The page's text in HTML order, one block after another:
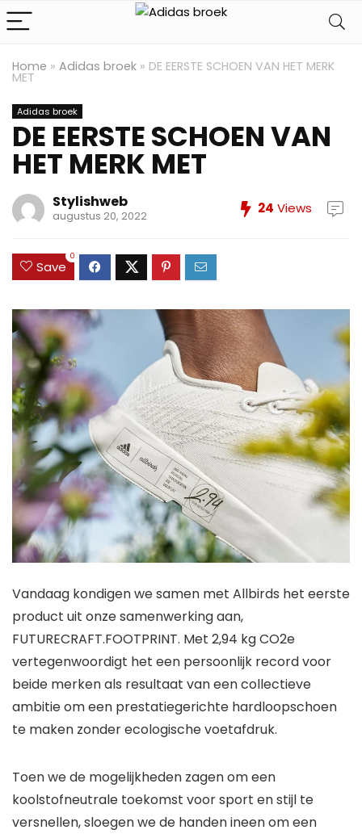
Home » Adidas broek » DE EERSTE SCHOEN VAN HET MERK
MET
Adidas broek
DE EERSTE SCHOEN VAN
HET MERK MET
Stylishweb
augustus 20, 2022 24 Views
Save
0
Vandaag kondigen we samen met Allbirds het eerste
product uit onze samenwerking aan,
FUTURECRAFT.FOOTPRINT. Met 2,94 kg CO2e
vertegenwoordigt het een persoonlijk record voor
beide merken als resultaat van een collectieve
ambitie om een ​​prestatiegerichte hardloopschoen
te maken zonder ecologische voetafdruk.
Toen we de mogelijkheden zagen om een ​​
koolstofneutrale toekomst voor sport en stijl te
versnellen, sloegen we de handen ineen om een ​​